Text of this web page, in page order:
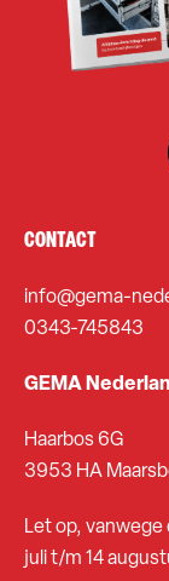
CONTACT
info@gema-
0343-745843
GEMA
Haarbos 6G
3953 HA
Let op, vanwege
juli t/m 14